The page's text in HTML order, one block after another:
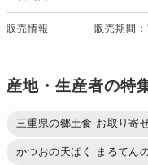
販売情報 販売期間
産地・生産者の特
三重県の郷土食 お取り寄
かつおの天ぱく まるてん